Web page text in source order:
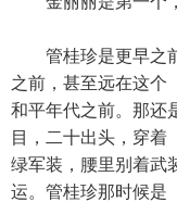
管桂珍是更早之前
之前，甚至远在这个
和平年代之前。那还
目，二十出头，穿着
绿军装，腰里别着武
运。管桂珍那时候是